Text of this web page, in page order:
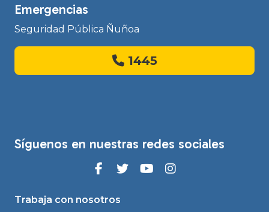
Emergencias
Seguridad Pública Ñuñoa
1445
Síguenos en nuestras redes sociales
Trabaja con nosotros